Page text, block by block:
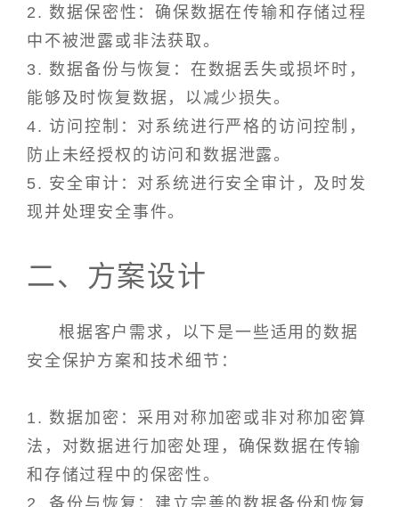
2. 数据保密性：确保数据在传输和存储过程
中不被泄露或非法获取。
3. 数据备份与恢复：在数据丢失或损坏时，
能够及时恢复数据，以减少损失。
4. 访问控制：对系统进行严格的访问控制，
防止未经授权的访问和数据泄露。
5. 安全审计：对系统进行安全审计，及时发
现并处理安全事件。
二、方案设计
根据客户需求，以下是一些适用的数据
安全保护方案和技术细节：
1. 数据加密：采用对称加密或非对称加密算
法，对数据进行加密处理，确保数据在传输
和存储过程中的保密性。
2. 备份与恢复：建立完善的数据备份和恢复